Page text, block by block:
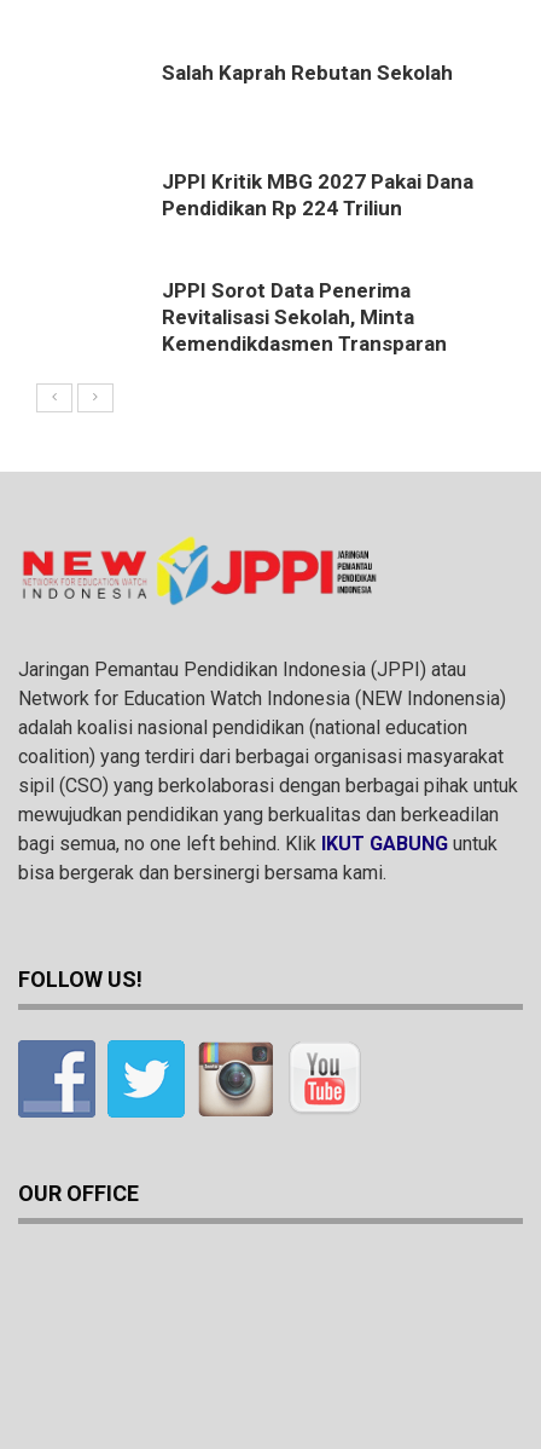
Salah Kaprah Rebutan Sekolah
JPPI Kritik MBG 2027 Pakai Dana
Pendidikan Rp 224 Triliun
JPPI Sorot Data Penerima
Revitalisasi Sekolah, Minta
Kemendikdasmen Transparan
Jaringan Pemantau Pendidikan Indonesia (JPPI) atau
Network for Education Watch Indonesia (NEW Indonensia)
adalah koalisi nasional pendidikan (national education
coalition) yang terdiri dari berbagai organisasi masyarakat
sipil (CSO) yang berkolaborasi dengan berbagai pihak untuk
mewujudkan pendidikan yang berkualitas dan berkeadilan
bagi semua, no one left behind. Klik IKUT GABUNG untuk
bisa bergerak dan bersinergi bersama kami.
FOLLOW US!
OUR OFFICE